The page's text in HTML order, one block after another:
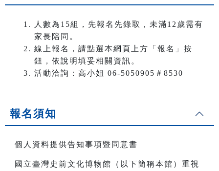
人數為15組，先報名先錄取，未滿12歲需有
家長陪同。
線上報名，請點選本網頁上方「報名」按
鈕，依說明填妥相關資訊。
活動洽詢：高小姐 06-5050905＃8530
報名須知
個人資料提供告知事項暨同意書
國立臺灣史前文化博物館（以下簡稱本館）重視